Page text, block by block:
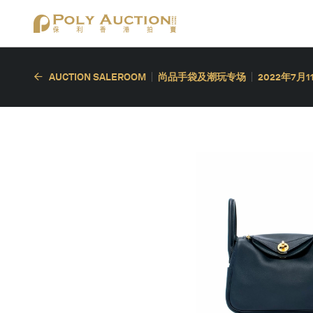
AUCTION SALEROOM 尚品手袋及潮玩专场 2022年7月